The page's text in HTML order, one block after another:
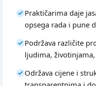
Praktičarima daje
opsega rada i pune
Podržava različite
ljudima,
Održava cijene i